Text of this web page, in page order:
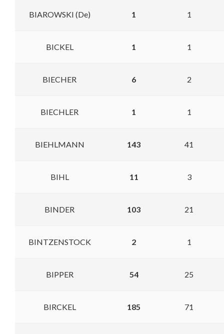
BIAROWSKI (De) 1 1
BICKEL 1 1
BIECHER 6 2
BIECHLER 1 1
BIEHLMANN 143 41
BIHL 11 3
BINDER 103 21
BINTZENSTOCK 2 1
BIPPER 54 25
BIRCKEL 185 71